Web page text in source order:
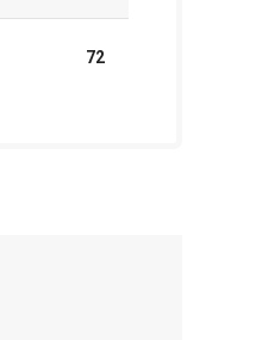
72